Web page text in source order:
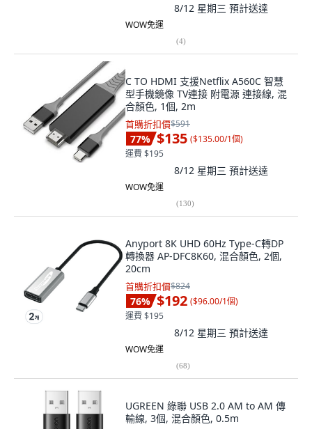
8/12 星期三 預計送達
WOW免運
(4)
C TO HDMI 支援Netflix A560C 智慧
型手機鏡像 TV連接 附電源 連接線, 混
合顏色, 1個, 2m
首購折扣價$591
77% $135 ($135.00/1個)
運費 $195
8/12 星期三 預計送達
WOW免運
(130)
Anyport 8K UHD 60Hz Type-C轉DP
轉換器 AP-DFC8K60, 混合顏色, 2個,
20cm
首購折扣價$824
76% $192 ($96.00/1個)
運費 $195
8/12 星期三 預計送達
WOW免運
(68)
UGREEN 綠聯 USB 2.0 AM to AM 傳
輸線, 3個, 混合顏色, 0.5m